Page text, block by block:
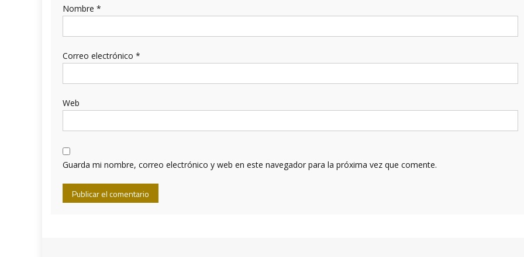
Nombre *
Correo electrónico *
Web
Guarda mi nombre, correo electrónico y web en este navegador para la próxima vez que comente.